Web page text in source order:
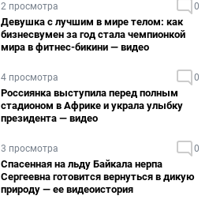
2 просмотра 0
Девушка с лучшим в мире телом: как
бизнесвумен за год стала чемпионкой
мира в фитнес-бикини — видео
4 просмотра 0
Россиянка выступила перед полным
стадионом в Африке и украла улыбку
президента — видео
3 просмотра 0
Спасенная на льду Байкала нерпа
Сергеевна готовится вернуться в дикую
природу — ее видеоистория